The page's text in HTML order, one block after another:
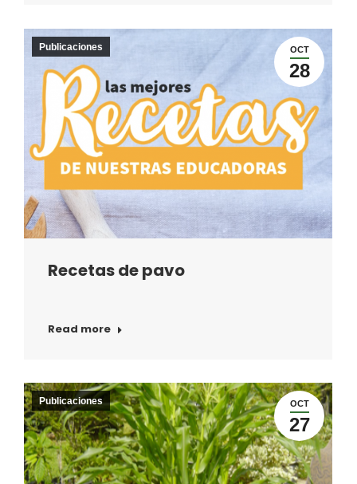
OCT
28
Publicaciones
Recetas de pavo
Read more
OCT
27
Publicaciones